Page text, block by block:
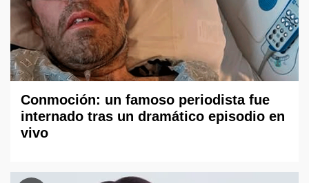
Conmoción: un famoso periodista fue
internado tras un dramático episodio en
vivo